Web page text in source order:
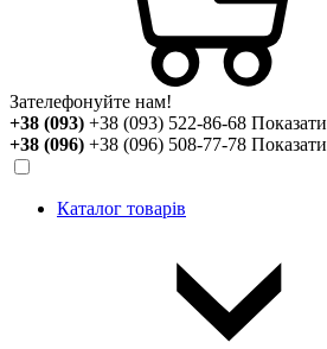
Зателефонуйте нам!
+38 (093) +38 (093) 522-86-68 Показати
+38 (096) +38 (096) 508-77-78 Показати
Каталог товарів